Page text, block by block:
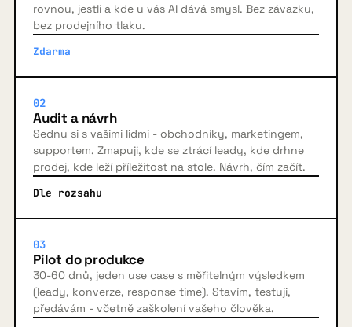
rovnou, jestli a kde u vás AI dává smysl. Bez závazku,
bez prodejního tlaku.
Zdarma
02
Audit a návrh
Sednu si s vašimi lidmi - obchodníky, marketingem,
supportem. Zmapuji, kde se ztrácí leady, kde drhne
prodej, kde leží příležitost na stole. Návrh, čím začít.
Dle rozsahu
03
Pilot do produkce
30-60 dnů, jeden use case s měřitelným výsledkem
(leady, konverze, response time). Stavím, testuji,
předávám - včetně zaškolení vašeho člověka.